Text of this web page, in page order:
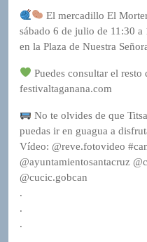
El mercadillo El
sábado 6 de julio de 11:30
en la Plaza de Nuestra
Puedes consultar el
festivaltaganana.com
No te olvides de que
puedas ir en guagua a
Vídeo: @reve.fotovideo
@ayuntamientosantacruz
@cucic.gobcan
.
.
.